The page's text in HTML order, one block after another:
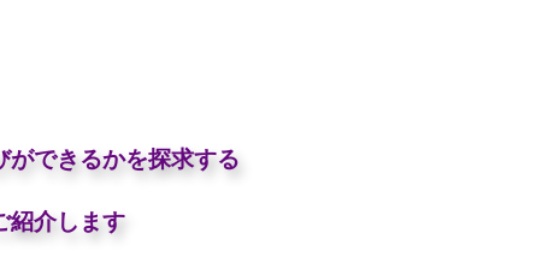
ができるかを探求する
紹介します